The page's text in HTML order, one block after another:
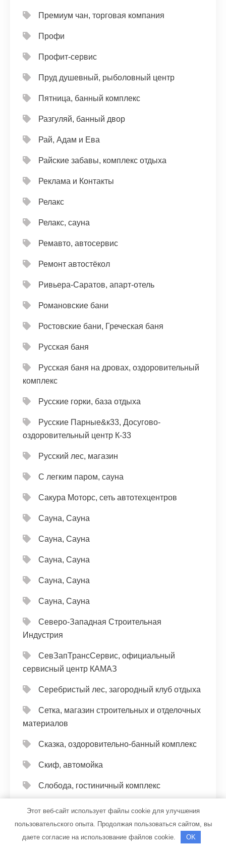
Премиум чан, торговая компания
Профи
Профит-сервис
Пруд душевный, рыболовный центр
Пятница, банный комплекс
Разгуляй, банный двор
Рай, Адам и Ева
Райские забавы, комплекс отдыха
Реклама и Контакты
Релакс
Релакс, сауна
Ремавто, автосервис
Ремонт автостёкол
Ривьера-Саратов, апарт-отель
Романовские бани
Ростовские бани, Греческая баня
Русская баня
Русская баня на дровах, оздоровительный
комплекс
Русские горки, база отдыха
Русские Парные&к33, Досугово-
оздоровительный центр К-33
Русский лес, магазин
С легким паром, сауна
Сакура Моторс, сеть автотехцентров
Сауна, Сауна
Сауна, Сауна
Сауна, Сауна
Сауна, Сауна
Сауна, Сауна
Северо-Западная Строительная
Индустрия
СевЗапТрансСервис, официальный
сервисный центр КАМАЗ
Серебристый лес, загородный клуб отдыха
Сетка, магазин строительных и отделочных
материалов
Сказка, оздоровительно-банный комплекс
Скиф, автомойка
Слобода, гостиничный комплекс
Служба заказа эвакуации и спецтехники,
Служба заказа эвакуации и спецтехники
Служба эвакуации
Этот веб-сайт использует файлы cookie для улучшения
пользовательского опыта. Продолжая пользоваться сайтом, вы
даете согласие на использование файлов cookie.
OK